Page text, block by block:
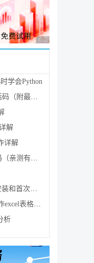
广告 商业广告，理性
学会Python
活码和插件
解
详解
测有效）
首次使用
表格详解
析